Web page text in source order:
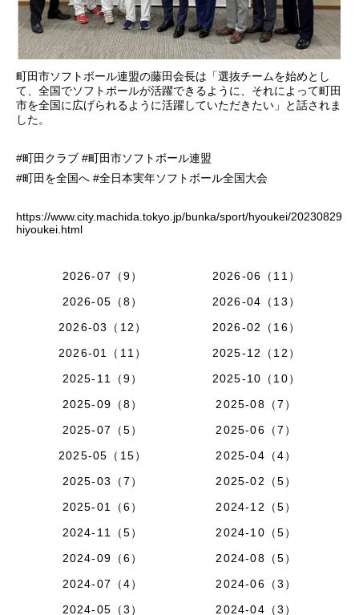
町田市ソフトボール連盟の藤田会長は「選抜チームを始めとし
て、全国でソフトボールが活躍できるように、それによって町田
市を全国に広げられるように活躍していただきたい」と話されま
した。
#町田クラブ #町田市ソフトボール連盟
#町田を全国へ #全日本実年ソフトボール全国大会
https://www.city.machida.tokyo.jp/bunka/sport/hyoukei/20230829
hiyoukei.html
2026-07（9）
2026-06（11）
2026-05（8）
2026-04（13）
2026-03（12）
2026-02（16）
2026-01（11）
2025-12（12）
2025-11（9）
2025-10（10）
2025-09（8）
2025-08（7）
2025-07（5）
2025-06（7）
2025-05（15）
2025-04（4）
2025-03（7）
2025-02（5）
2025-01（6）
2024-12（5）
2024-11（5）
2024-10（5）
2024-09（6）
2024-08（5）
2024-07（4）
2024-06（3）
2024-05（3）
2024-04（3）